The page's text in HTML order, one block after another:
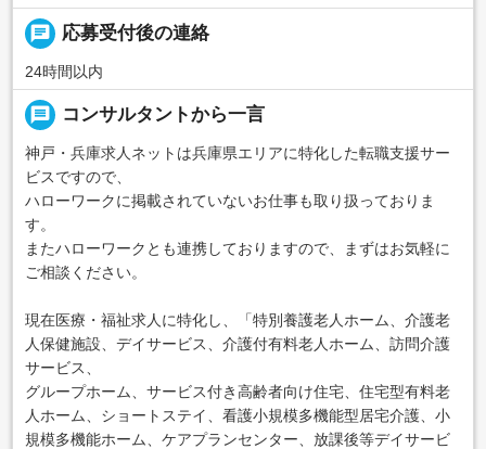
chat 応募受付後の連絡
24時間以内
message コンサルタントから一言
神戸・兵庫求人ネットは兵庫県エリアに特化した転職支援サー
ビスですので、
ハローワークに掲載されていないお仕事も取り扱っておりま
す。
またハローワークとも連携しておりますので、まずはお気軽に
ご相談ください。
現在医療・福祉求人に特化し、「特別養護老人ホーム、介護老
人保健施設、デイサービス、介護付有料老人ホーム、訪問介護
サービス、
グループホーム、サービス付き高齢者向け住宅、住宅型有料老
人ホーム、ショートステイ、看護小規模多機能型居宅介護、小
規模多機能ホーム、ケアプランセンター、放課後等デイサービ